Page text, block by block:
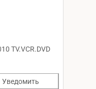
TV.VCR.DVD
Уведомить